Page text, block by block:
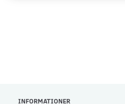
INFORMATIONER